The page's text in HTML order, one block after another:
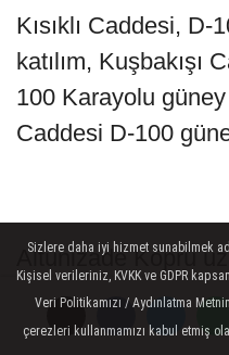
Kısıklı Caddesi,
katılım, Kuşbakışı
100 Karayolu güney
Caddesi D-100
Altunizade Köprü
katılım,
Bilgisayar önü D-
Sizlere daha iyi hizmet sunabilmek
Kişisel verileriniz, KVKK ve GDPR
Veri Politikamızı / Aydınlatma
çerezleri kullanmamızı kabul etmiş